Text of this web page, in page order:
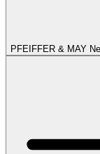
PFEIFFER & MAY